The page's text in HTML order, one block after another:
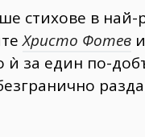
стихове в най-
Христо Фотев
ѝ за един по-